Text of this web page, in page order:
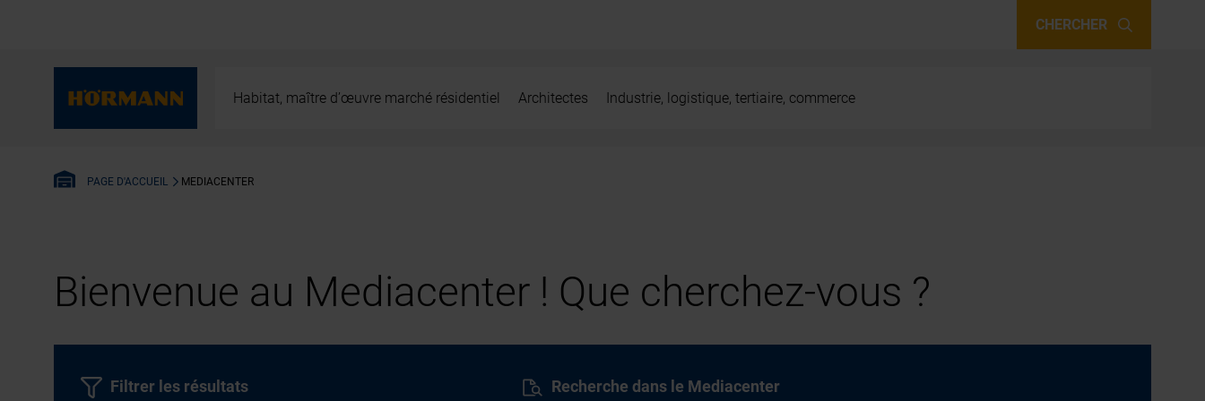
CHERCHER
Habitat, maître d’œuvre marché résidentiel Architectes Industrie, logistique, tertiaire, commerce
PAGE D'ACCUEIL MEDIACENTER
Bienvenue au Mediacenter ! Que cherchez-vous ?
Recherche dans le Mediacenter
Filtrer les résultats